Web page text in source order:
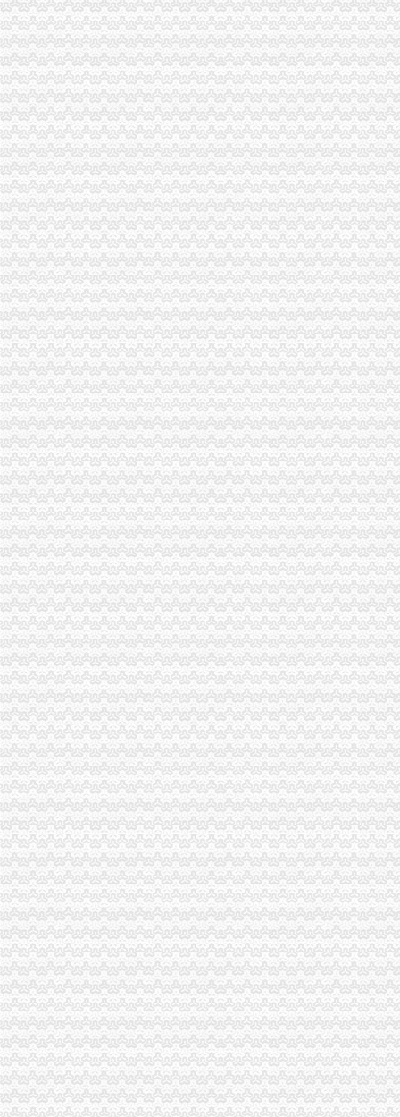
开复印店需要什么样的设备？_开复印店聚合信息_开店之家
福建工程学院办公家具采购项目项目招标公告
【重庆大学城税务登记|税务登记证办理|代理税务登记】-重庆赶集网
【合肥大学城税务登记|税务登记证办理|代理税务登记】-合肥赶集网
【常州大学城税务登记|税务登记证办理|代理税务登记】-常州赶集网
2014年10月新办税务登记证名单
无锡纳税申报：滨湖区大学城代理记账上门服务-无锡爱问分类
如何开复印店？多年开店经验谈！_复印店聚合信息_开店之家
晨报万事通_新浪新闻
请问预付装修费会计分录怎么做？_其它装修|一起网装修
【北京交通大学税务登记|税务登记证办理|代理税务登记】-北京赶集网
公司注册,办理营业执照,税务登记,工商年检,记账-广州58同城
现在没有税务登记证了怎么办理税务登记证_精选律师解答—华律网
“税收辅导课”开进大学城-长三角频道-东方网
淮南代理记账：经开区大学城周边找江秀秀会计快速注册公司专业可靠
办地方税务登记证一天能下来吗？比较着急_精选律师解答—华律网
小吃店内装潢图片大全-家居装修资讯网
评论：创业之中通过哪些证件可以看出来是骗局？-58创业加盟网
小吃店灯带装饰效果图-家居装修资讯网
开复印店需要什么手续？如何办理？_开复印店聚合信息_开店之家
【长沙长沙理工大学税务登记|税务登记证办理|代理税务登记】-长沙赶
【北京学院路税务登记|税务登记证办理|代理税务登记】-北京赶集网
廊坊开发区大东方大学城辰晨百货文化商店丢失税务登记证正副本、
张江复旦大学附近注册公司办执照税务登记找兼职会计陈-上海58同城
大学毕业生干个体优惠政策遭遇冷落·广东地市·广东新闻·南方网
广州大学城营业服务类公司企业如何办理营业执照-广州58同城
孙二娘开店办税务登记证篇_中华会计网校
蓬莱市国税局2015年4月新办税务登记证名单
云南民族大学评估办教学档案柜购置公开招标公告
石家庄市信联货运服务中心丢失发票领购卡、石家庄名都房地产开发有
云南民族大学评估办教学档案柜购置公开招标公告
大学城日用品店.ppt全文-装修装饰-在线文档
长沙安安财务工商代办机构提供工商注册会计做账等服-长沙58同城
上海松江代办营业执照,财务代理,增资,变更等_志趣网
应办未办工商营业执照的纳税人能否办税务登记证
武汉科技大学城市学院附近会计代帐 哪些况需办理变更税务登记
上海代理注册公司食品销售劳务派遣进出口酒类-上海58同城
【深圳龙岗中心城税务登记|税务登记证办理|代理税务登记】-深圳赶集网
【上海奉城税务登记|税务登记证办理|代理税务登记】-上海赶集网
请问淮安大学城这边开宾馆的该如何办理税务登记？-淮安市国家税务
郑州税务登记证丢失登报办理【今日推荐网-郑州设计策划/广告】
【合肥义城税务登记|税务登记证办理|代理税务登记】-合肥赶集网
【长沙上海城税务登记|税务登记证办理|代理税务登记】-长沙赶集网
大学城日用品店.ppt_淘豆网
【廊坊学院街税务登记|税务登记证办理|代理税务登记】-廊坊赶集网
黄埔区人民-广州开发区管委会办公室黄埔区人民办公室关于
上海奉贤代办网店食品流通开网店没有实际经营场所办理食品流通许可
【深圳华侨城税务登记|税务登记证办理|代理税务登记】-深圳赶集网
【呼和浩大学西路税务登记|税务登记证办理|代理税务登记】-呼和浩
工商注册.代办食品.卫生.一般纳税审批全市低-北京工商/税务/财务】
今日起新设企业无需再办税务登记_网易新闻
10月起芜湖全面推行“三证合一”企业无需办理税务登记证__万家热